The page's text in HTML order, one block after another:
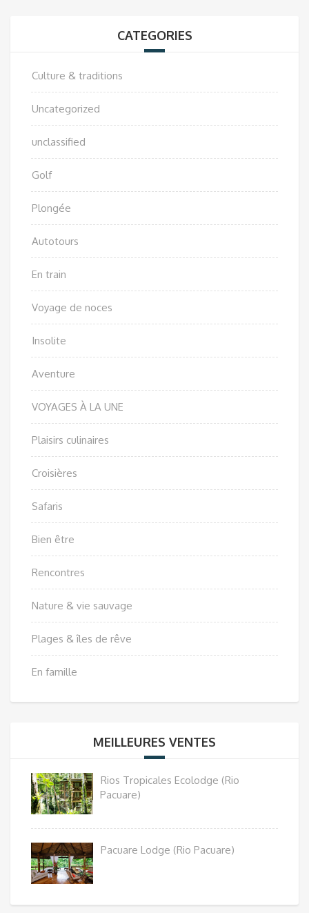
CATEGORIES
Culture & traditions
Uncategorized
unclassified
Golf
Plongée
Autotours
En train
Voyage de noces
Insolite
Aventure
VOYAGES À LA UNE
Plaisirs culinaires
Croisières
Safaris
Bien être
Rencontres
Nature & vie sauvage
Plages & îles de rêve
En famille
MEILLEURES VENTES
Rios Tropicales Ecolodge (Rio
Pacuare)
Pacuare Lodge (Rio Pacuare)